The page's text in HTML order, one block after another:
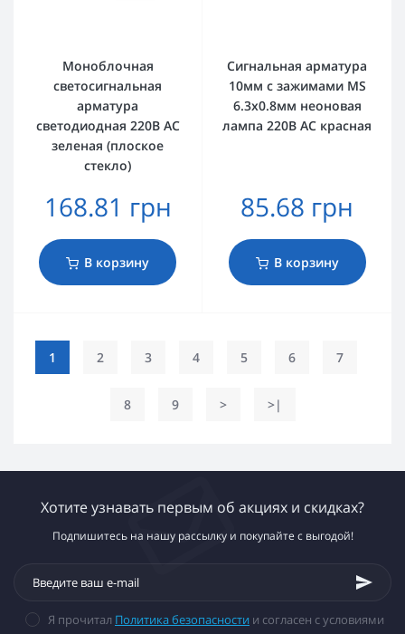
Моноблочная
светосигнальная
арматура
светодиодная 220В АС
зеленая (плоское
стекло)
168.81 грн
В корзину
Сигнальная арматура
10мм с зажимами MS
6.3х0.8мм неоновая
лампа 220В AC красная
85.68 грн
В корзину
1 2 3 4 5 6 7
8 9 > >|
Хотите узнавать первым об акциях и скидках?
Подпишитесь на нашу рассылку и покупайте с выгодой!
Я прочитал Политика безопасности и согласен с условиями